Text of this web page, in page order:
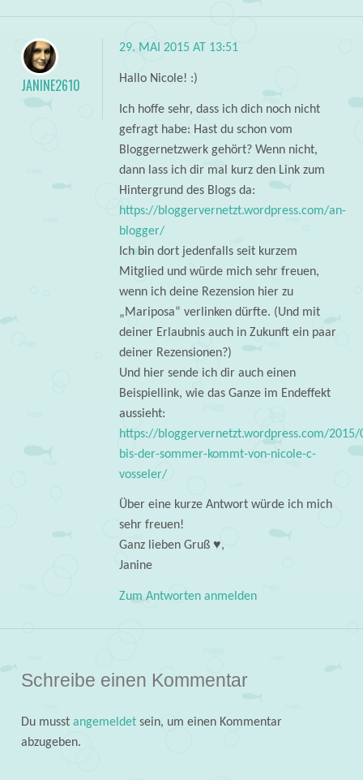
JANINE2610
29. MAI 2015 AT 13:51
Hallo Nicole! :)
Ich hoffe sehr, dass ich dich noch nicht
gefragt habe: Hast du schon vom
Bloggernetzwerk gehört? Wenn nicht,
dann lass ich dir mal kurz den Link zum
Hintergrund des Blogs da:
https://bloggervernetzt.wordpress.com/an-
blogger/
Ich bin dort jedenfalls seit kurzem
Mitglied und würde mich sehr freuen,
wenn ich deine Rezension hier zu
„Mariposa“ verlinken dürfte. (Und mit
deiner Erlaubnis auch in Zukunft ein paar
deiner Rezensionen?)
Und hier sende ich dir auch einen
Beispiellink, wie das Ganze im Endeffekt
aussieht:
https://bloggervernetzt.wordpress.com/
bis-der-sommer-kommt-von-nicole-c-
vosseler/
Über eine kurze Antwort würde ich mich
sehr freuen!
Ganz lieben Gruß ♥,
Janine
Zum Antworten anmelden
Schreibe einen Kommentar
Du musst angemeldetsein, um einen Kommentar
abzugeben.